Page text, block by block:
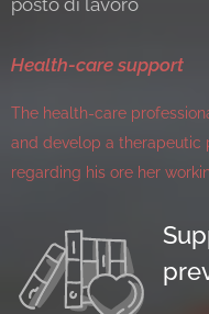
Health-care support
The health-care
and develop a therapeutic
regarding his ore her